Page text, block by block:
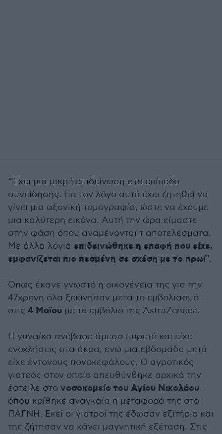
“Έχει μια μικρή επιδείνωση στο επίπεδο
συνείδησης. Για τον λόγο αυτό έχει ζητηθεί να
γίνει μια αξονική τομογραφία, ώστε να έχουμε
μια καλύτερη εικόνα. Αυτή την ώρα είμαστε
στην φάση όπου αναμένονται τ αποτελέσματα.
Με άλλα λόγια επιδεινώθηκε η επαφή που είχε,
εμφανίζεται πιο πεσμένη σε σχέση με το πρωί”.
Όπως έκανε γνωστό η οικογένεια της για την
47χρονη όλα ξεκίνησαν μετά το εμβολιασμό
στις 4 Μαϊου με το εμβόλιο της AstraZeneca.
Η γυναίκα ανέβασε άμεσα πυρετό και είχε
ενοχλήσεις στα άκρα, ενώ μια εβδομάδα μετά
είχε έντονους πονοκεφάλους. Ο αγροτικός
γιατρός στον οποίο απευθύνθηκε αρχικά την
έστειλε στο νοσοκομείο του Αγίου Νικολάου
όπου κρίθηκε αναγκαία η μεταφορά της στο
ΠΑΓΝΗ. Εκεί οι γιατροί της έδωσαν εξιτήριο και
της ζήτησαν να κάνει μαγνητική εξέταση. Στις